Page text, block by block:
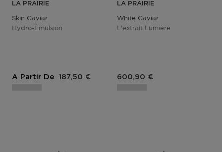
LA PRAIRIE
Skin Caviar
Hydro-Émulsion
A Partir De Prix du produit
187,50 €
LA PRAIRIE
White Caviar
L'extrait Lumière
Prix du produit
600,90 €